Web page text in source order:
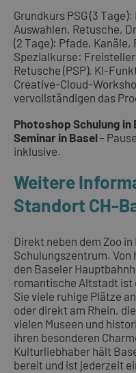
Grundkurs PSG (3
Auswahlen, Retusche,
(2 Tage): Pfade,
Spezialkurse:
Retusche (PSP), KI-
Creative-Cloud-
vervollständigen das
Photoshop Schulung in
Seminar in Basel-
inklusive.
Weitere
Standort CH-
Direkt neben dem Zoo
Schulungszentrum.
den Baseler
romantische Altstadt ist
Sie viele ruhige Plätze
oder direkt am Rhein,
vielen Museen und
ihren besonderen
Kulturliebhaber hält
bereit und ist jederzeit